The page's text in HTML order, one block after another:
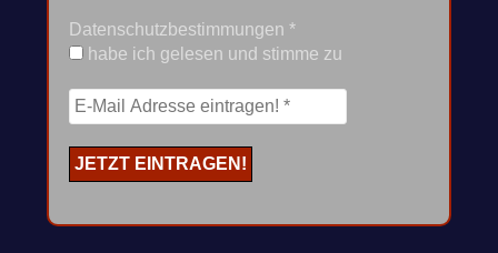
Datenschutzbestimmungen *
habe ich gelesen und stimme zu